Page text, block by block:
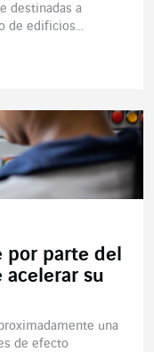
destinadas a
de edificios...
por parte del
su
una
de efecto